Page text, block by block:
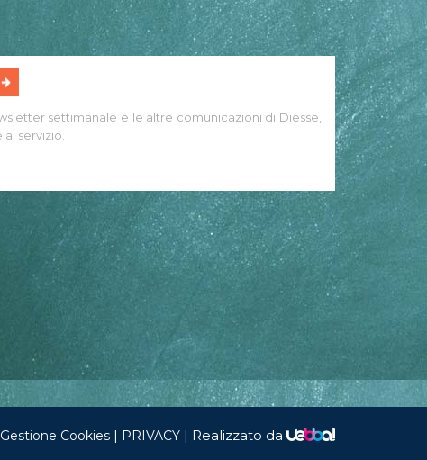
settimanale e le altre comunicazioni di Diesse,
servizio.
Gestione Cookies | PRIVACY | Realizzato da